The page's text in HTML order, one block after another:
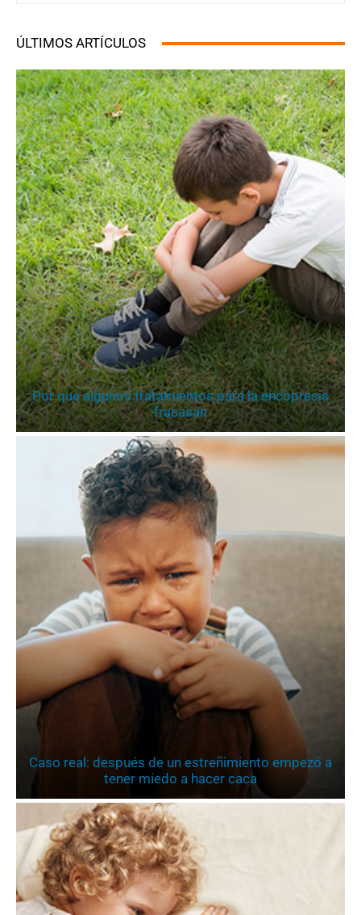
ÚLTIMOS ARTÍCULOS
Por qué algunos tratamientos para la encopresis
fracasan
Caso real: después de un estreñimiento empezó a
tener miedo a hacer caca